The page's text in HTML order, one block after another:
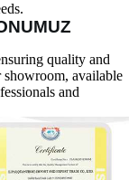
quality and
showroom, available
and